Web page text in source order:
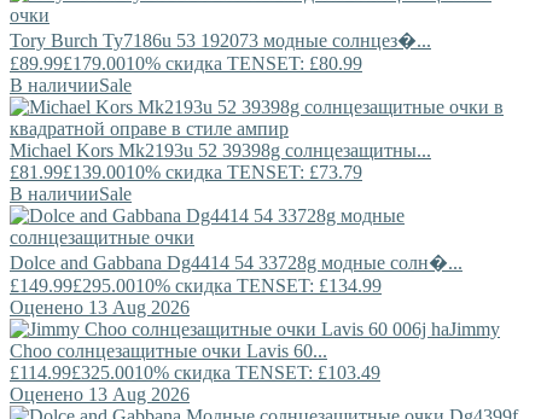
Tory Burch Ty7186u 53 192073 модные солнцез�...
£89.99£179.0010% скидка TENSET: £80.99
В наличииSale
Michael Kors Mk2193u 52 39398g солнцезащитны...
£81.99£139.0010% скидка TENSET: £73.79
В наличииSale
Dolce and Gabbana Dg4414 54 33728g модные солн�...
£149.99£295.0010% скидка TENSET: £134.99
Оценено 13 Aug 2026
Jimmy
Choo солнцезащитные очки Lavis 60...
£114.99£325.0010% скидка TENSET: £103.49
Оценено 13 Aug 2026